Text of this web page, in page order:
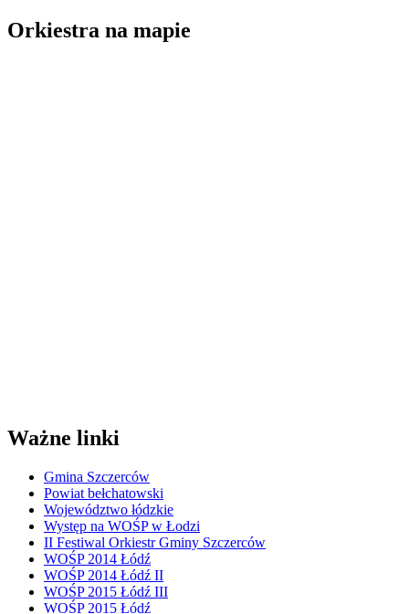
Orkiestra na mapie
Ważne linki
Gmina Szczerców
Powiat bełchatowski
Województwo łódzkie
Występ na WOŚP w Łodzi
II Festiwal Orkiestr Gminy Szczerców
WOŚP 2014 Łódź
WOŚP 2014 Łódź II
WOŚP 2015 Łódź III
WOŚP 2015 Łódź